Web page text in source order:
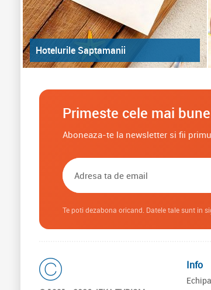
Hotelurile Saptamanii
Primeste cele mai
Aboneaza-te la newsletter si fii
Te poti dezabona oricand. Datele tale sunt in
Info